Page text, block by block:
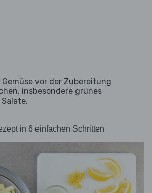
vor der Zubereitung
insbesondere grünes
in 6 einfachen Schritten